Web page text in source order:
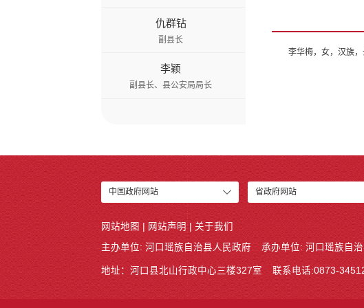
仇群钻
副县长
李颖
副县长、县公安局局长
李华梅，女，汉族
中国政府网站 省政府网站
网站地图 | 网站声明 | 关于我们
主办单位: 河口瑶族自治县人民政府 承办单位: 河口瑶族自
地址：河口县北山行政中心三楼327室 联系电话:0873-